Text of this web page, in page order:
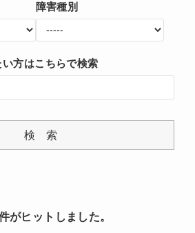
障害種別
方はこちらで検索
がヒットしました。